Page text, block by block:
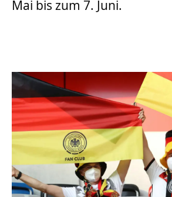
Mai bis zum 7. Juni.